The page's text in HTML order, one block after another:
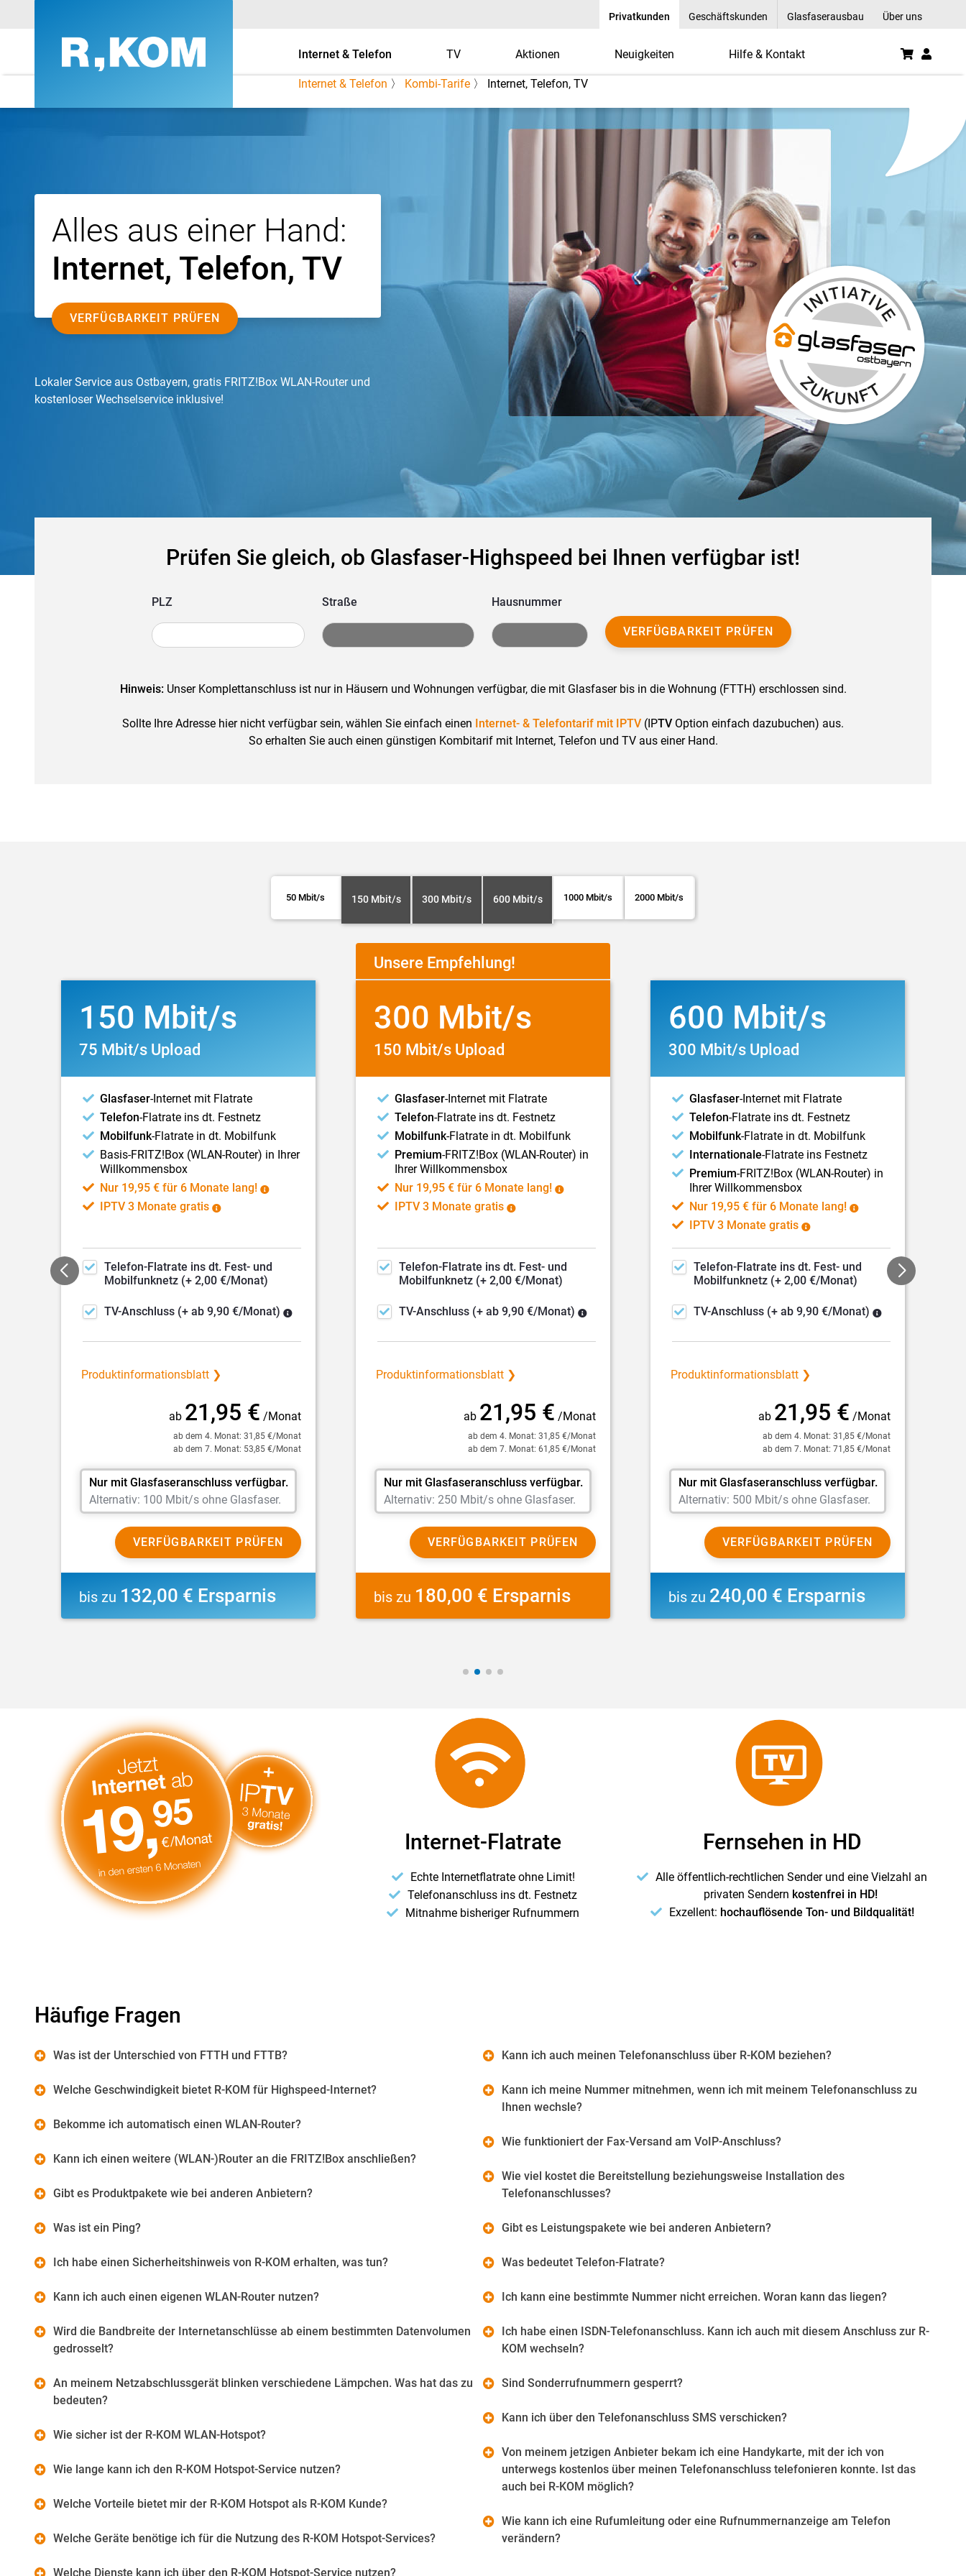
Privatkunden Geschäftskunden Glasfaserausbau Über uns
Internet & Telefon TV Aktionen Neuigkeiten Hilfe & Kontakt
Internet & Telefon 〉 Kombi-Tarife 〉 Internet, Telefon, TV
Komplettanschluss | Internet, Telefon, TV aus einer Hand - R-KOM
Alles aus einer Hand:
Internet, Telefon, TV
VERFÜGBARKEIT PRÜFEN
Lokaler Service aus Ostbayern, gratis FRITZ!Box WLAN-Router und
kostenloser Wechselservice inklusive!
Prüfen Sie gleich, ob Glasfaser-Highspeed bei Ihnen verfügbar ist!
PLZ Straße Hausnummer
VERFÜGBARKEIT PRÜFEN
Hinweis: Unser Komplettanschluss ist nur in Häusern und Wohnungen verfügbar, die mit Glasfaser bis in die Wohnung (FTTH) erschlossen sind.
Sollte Ihre Adresse hier nicht verfügbar sein, wählen Sie einfach einen Internet- & Telefontarif mit IPTV (IPTV Option einfach dazubuchen) aus.
So erhalten Sie auch einen günstigen Kombitarif mit Internet, Telefon und TV aus einer Hand.
50 Mbit/s 150 Mbit/s 300 Mbit/s 600 Mbit/s 1000 Mbit/s 2000 Mbit/s
150 Mbit/s
75 Mbit/s Upload
Glasfaser-Internet mit Flatrate
Telefon-Flatrate ins dt. Festnetz
Mobilfunk-Flatrate in dt. Mobilfunk
Basis-FRITZ!Box (WLAN-Router) in Ihrer
Willkommensbox
Nur 19,95 € für 6 Monate lang!
IPTV 3 Monate gratis
Telefon-Flatrate ins dt. Fest- und
Mobilfunknetz (+ 2,00 €/Monat)
TV-Anschluss (+ ab 9,90 €/Monat)
Produktinformationsblatt ❯
ab 21,95 € /Monat
ab dem 4. Monat: 31,85 €/Monat
ab dem 7. Monat: 53,85 €/Monat
Nur mit Glasfaseranschluss verfügbar.
Alternativ: 100 Mbit/s ohne Glasfaser.
VERFÜGBARKEIT PRÜFEN
bis zu 132,00 € Ersparnis
Unsere Empfehlung!
300 Mbit/s
150 Mbit/s Upload
Glasfaser-Internet mit Flatrate
Telefon-Flatrate ins dt. Festnetz
Mobilfunk-Flatrate in dt. Mobilfunk
Premium-FRITZ!Box (WLAN-Router) in
Ihrer Willkommensbox
Nur 19,95 € für 6 Monate lang!
IPTV 3 Monate gratis
Telefon-Flatrate ins dt. Fest- und
Mobilfunknetz (+ 2,00 €/Monat)
TV-Anschluss (+ ab 9,90 €/Monat)
Produktinformationsblatt ❯
ab 21,95 € /Monat
ab dem 4. Monat: 31,85 €/Monat
ab dem 7. Monat: 61,85 €/Monat
Nur mit Glasfaseranschluss verfügbar.
Alternativ: 250 Mbit/s ohne Glasfaser.
VERFÜGBARKEIT PRÜFEN
bis zu 180,00 € Ersparnis
600 Mbit/s
300 Mbit/s Upload
Glasfaser-Internet mit Flatrate
Telefon-Flatrate ins dt. Festnetz
Mobilfunk-Flatrate in dt. Mobilfunk
Internationale-Flatrate ins Festnetz
Premium-FRITZ!Box (WLAN-Router) in
Ihrer Willkommensbox
Nur 19,95 € für 6 Monate lang!
IPTV 3 Monate gratis
Telefon-Flatrate ins dt. Fest- und
Mobilfunknetz (+ 2,00 €/Monat)
TV-Anschluss (+ ab 9,90 €/Monat)
Produktinformationsblatt ❯
ab 21,95 € /Monat
ab dem 4. Monat: 31,85 €/Monat
ab dem 7. Monat: 71,85 €/Monat
Nur mit Glasfaseranschluss verfügbar.
Alternativ: 500 Mbit/s ohne Glasfaser.
VERFÜGBARKEIT PRÜFEN
bis zu 240,00 € Ersparnis
Internet-Flatrate
Echte Internetflatrate ohne Limit!
Telefonanschluss ins dt. Festnetz
Mitnahme bisheriger Rufnummern
Fernsehen in HD
Alle öffentlich-rechtlichen Sender und eine Vielzahl an
privaten Sendern kostenfrei in HD!
Exzellent: hochauflösende Ton- und Bildqualität!
Häufige Fragen
Was ist der Unterschied von FTTH und FTTB?
Welche Geschwindigkeit bietet R-KOM für Highspeed-Internet?
Bekomme ich automatisch einen WLAN-Router?
Kann ich einen weitere (WLAN-)Router an die FRITZ!Box anschließen?
Gibt es Produktpakete wie bei anderen Anbietern?
Was ist ein Ping?
Ich habe einen Sicherheitshinweis von R-KOM erhalten, was tun?
Kann ich auch einen eigenen WLAN-Router nutzen?
Wird die Bandbreite der Internetanschlüsse ab einem bestimmten Datenvolumen
gedrosselt?
An meinem Netzabschlussgerät blinken verschiedene Lämpchen. Was hat das zu
bedeuten?
Wie sicher ist der R-KOM WLAN-Hotspot?
Wie lange kann ich den R-KOM Hotspot-Service nutzen?
Welche Vorteile bietet mir der R-KOM Hotspot als R-KOM Kunde?
Welche Geräte benötige ich für die Nutzung des R-KOM Hotspot-Services?
Welche Dienste kann ich über den R-KOM Hotspot-Service nutzen?
Kann ich auch meinen Telefonanschluss über R-KOM beziehen?
Kann ich meine Nummer mitnehmen, wenn ich mit meinem Telefonanschluss zu
Ihnen wechsle?
Wie funktioniert der Fax-Versand am VoIP-Anschluss?
Wie viel kostet die Bereitstellung beziehungsweise Installation des
Telefonanschlusses?
Gibt es Leistungspakete wie bei anderen Anbietern?
Was bedeutet Telefon-Flatrate?
Ich kann eine bestimmte Nummer nicht erreichen. Woran kann das liegen?
Ich habe einen ISDN-Telefonanschluss. Kann ich auch mit diesem Anschluss zur R-
KOM wechseln?
Sind Sonderrufnummern gesperrt?
Kann ich über den Telefonanschluss SMS verschicken?
Von meinem jetzigen Anbieter bekam ich eine Handykarte, mit der ich von
unterwegs kostenlos über meinen Telefonanschluss telefonieren konnte. Ist das
auch bei R-KOM möglich?
Wie kann ich eine Rufumleitung oder eine Rufnummernanzeige am Telefon
verändern?